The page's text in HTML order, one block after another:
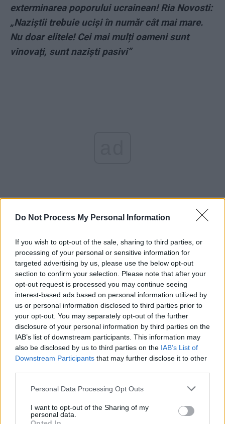
Do Not Process My Personal Information
If you wish to opt-out of the sale, sharing to third parties, or
processing of your personal or sensitive information for
targeted advertising by us, please use the below opt-out
section to confirm your selection. Please note that after your
opt-out request is processed you may continue seeing
interest-based ads based on personal information utilized by
us or personal information disclosed to third parties prior to
your opt-out. You may separately opt-out of the further
disclosure of your personal information by third parties on the
IAB’s list of downstream participants. This information may
also be disclosed by us to third parties on the IAB’s List of
Downstream Participants that may further disclose it to other
Personal Data Processing Opt Outs
I want to opt-out of the Sharing of my
personal data.
exterminarea poporului ucrainean! Ria Novosti:
„Naziștii trebuie uciși în număr cât mai mare.
Nu doar elitele! Cei mai mulți oameni sunt
vinovați, sunt naziști pasivi”
*„Dezgustător! Această Șoșoacă, sluga lui
Putin, reprezintă cea mai hidoasă expresie a
unui politician vândut. Act de trădare
națională”
*„La Kremlin se formează un pluton de
execuție circular, toți cei prezenți își îndreaptă
armele unii spre alții. Regimul Putin se clatină
pentru prima oară”
Medic faimos despre Putin: „Trăim lângă un
câine turbat. Nu trebuie să-l tachinăm, ci să
devenim urgent atât de puternici, încât să nu ne